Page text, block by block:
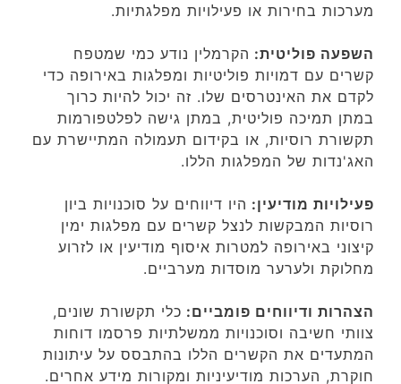
מערכות בחירות או פעילויות מפלגתיות.
השפעה פוליטית: הקרמלין נודע כמי שמטפח
קשרים עם דמויות פוליטיות ומפלגות באירופה כדי
לקדם את האינטרסים שלו. זה יכול להיות כרוך
במתן תמיכה פוליטית, במתן גישה לפלטפורמות
תקשורת רוסיות, או בקידום תעמולה המתיישרת עם
האג'נדות של המפלגות הללו.
פעילויות מודיעין: היו דיווחים על סוכנויות ביון
רוסיות המבקשות לנצל קשרים עם מפלגות ימין
קיצוני באירופה למטרות איסוף מודיעין או לזרוע
מחלוקת ולערער מוסדות מערביים.
הצהרות ודיווחים פומביים: כלי תקשורת שונים,
צוותי חשיבה וסוכנויות ממשלתיות פרסמו דוחות
המתעדים את הקשרים הללו בהתבסס על עיתונות
חוקרת, הערכות מודיעיניות ומקורות מידע אחרים.